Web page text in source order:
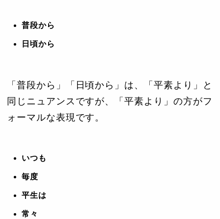
普段から
日頃から
「普段から」「日頃から」は、「平素より」と
同じニュアンスですが、「平素より」の方がフ
ォーマルな表現です。
いつも
毎度
平生は
常々